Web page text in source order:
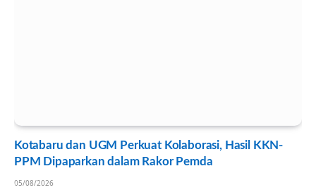
Kotabaru dan UGM Perkuat Kolaborasi, Hasil KKN-
PPM Dipaparkan dalam Rakor Pemda
05/08/2026